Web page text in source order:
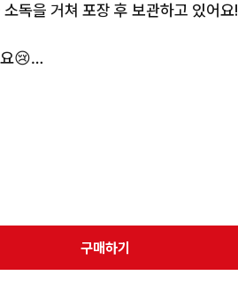
독을 거쳐 포장 후 보관하고 있어요!
😢
구매하기